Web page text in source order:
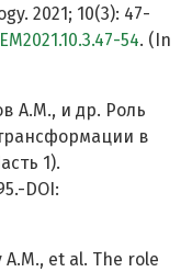
2021; 10(3): 47-
54. (In
А.М., и др. Роль
в
1).
DOI:
A.M., et al. The role